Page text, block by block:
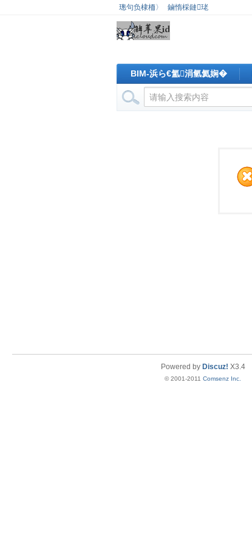
璁句负棣栭〉 鏀惰棌鏈珯
BIM-浜ら€氳涓氫氦娴�
Powered by Discuz! X3.4
© 2001-2011 Comsenz Inc.